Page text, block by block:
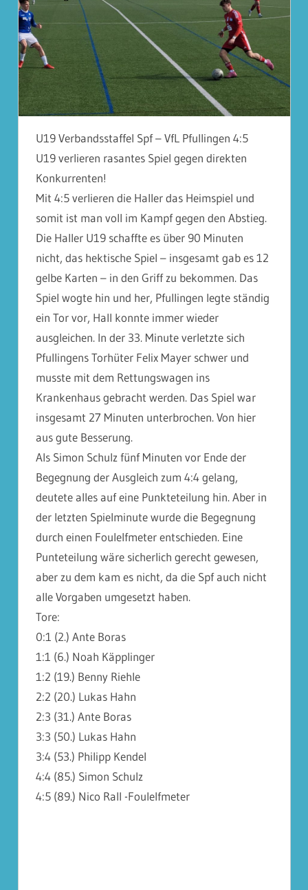
U19 Verbandsstaffel Spf – VfL Pfullingen 4:5
U19 verlieren rasantes Spiel gegen direkten
Konkurrenten!
Mit 4:5 verlieren die Haller das Heimspiel und
somit ist man voll im Kampf gegen den Abstieg.
Die Haller U19 schaffte es über 90 Minuten
nicht, das hektische Spiel – insgesamt gab es 12
gelbe Karten – in den Griff zu bekommen. Das
Spiel wogte hin und her, Pfullingen legte ständig
ein Tor vor, Hall konnte immer wieder
ausgleichen. In der 33. Minute verletzte sich
Pfullingens Torhüter Felix Mayer schwer und
musste mit dem Rettungswagen ins
Krankenhaus gebracht werden. Das Spiel war
insgesamt 27 Minuten unterbrochen. Von hier
aus gute Besserung.
Als Simon Schulz fünf Minuten vor Ende der
Begegnung der Ausgleich zum 4:4 gelang,
deutete alles auf eine Punkteteilung hin. Aber in
der letzten Spielminute wurde die Begegnung
durch einen Foulelfmeter entschieden. Eine
Punteteilung wäre sicherlich gerecht gewesen,
aber zu dem kam es nicht, da die Spf auch nicht
alle Vorgaben umgesetzt haben.
Tore:
0:1 (2.) Ante Boras
1:1 (6.) Noah Käpplinger
1:2 (19.) Benny Riehle
2:2 (20.) Lukas Hahn
2:3 (31.) Ante Boras
3:3 (50.) Lukas Hahn
3:4 (53.) Philipp Kendel
4:4 (85.) Simon Schulz
4:5 (89.) Nico Rall -Foulelfmeter